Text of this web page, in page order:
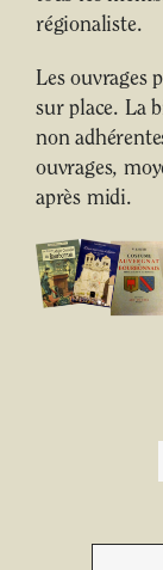
régionaliste.
Les ouvrages
sur place. La
non
ouvrages,
après midi.